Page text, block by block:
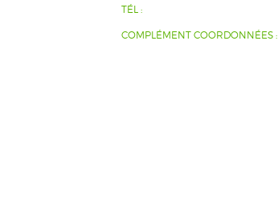
TÉL :
COMPLÉMENT COORDONNÉES :